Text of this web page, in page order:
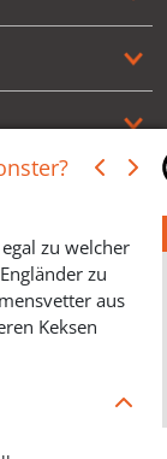
zu welcher
zu
aus
Keksen
schneller